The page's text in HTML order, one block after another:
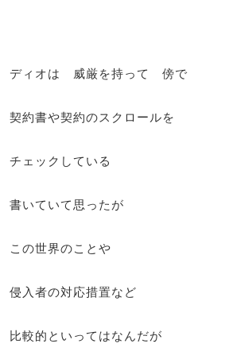
ディオは 威厳を持って 傍で
契約書や契約のスクロールを
チェックしている
書いていて思ったが
この世界のことや
侵入者の対応措置など
比較的といってはなんだが